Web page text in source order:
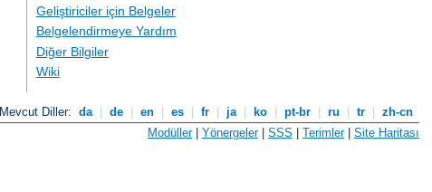
Geliştiriciler için Belgeler
Belgelendirmeye Yardım
Diğer Bilgiler
Wiki
Mevcut Diller: da de en es fr ja ko pt-br ru tr
zh-cn
Modüller| Yönergeler| SSS | Terimler| Site Haritası